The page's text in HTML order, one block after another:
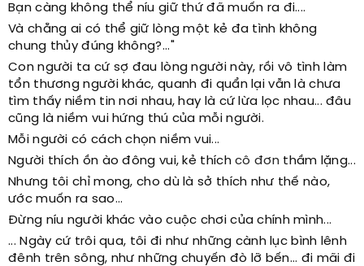
Bạn càng không thể níu giữ thứ đã muốn ra đi....
Và chẵng ai có thể giữ lòng một kẻ đa tình không
chung thủy đúng không?..."
Con người ta cứ sợ đau lòng người này, rồi vô tình làm
tổn thương người khác, quanh đi quẩn lại vẫn là chưa
tìm thấy niềm tin nơi nhau, hay là cứ lừa lọc nhau... đâu
cũng là niềm vui hứng thú của mỗi người.
Mỗi người có cách chọn niềm vui...
Người thích ồn ào đông vui, kẻ thíchcô đơnthầm lặng...
Nhưng tôi chỉ mong, cho dù là sở thích như thế nào,
ước muốn ra sao...
Đừng níu người khác vào cuộc chơi của chính mình...
... Ngày cứ trôi qua, tôi đi như những cành lục bình lênh
đênh trên sông, như những chuyến đò lỡ bến... đi mãi đi